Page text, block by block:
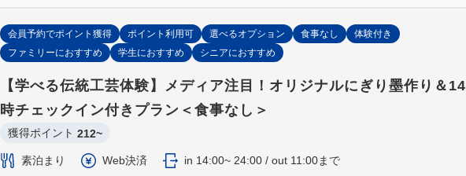
会員予約でポイント獲得 ポイント利用可 選べるオプション 食事なし
体験付き
ファミリーにおすすめ
学生におすすめ シニアにおすすめ
【学べる伝統工芸体験】メディア注目！オリジナルにぎり墨作り＆14
時チェックイン付きプラン＜食事なし＞
獲得ポイント 212~
素泊まり Web決済 in 14:00~ 24:00 / out 11:00まで